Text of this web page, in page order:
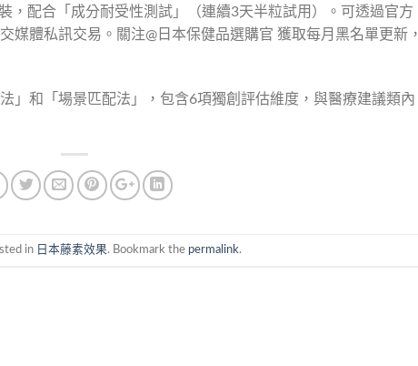
，配合「成分耐受性測試」（連續3天半粒試用）。可透過官方
媒體私訊交易。關注@日本保健品選購官 獲取每月黑名單更新，
」和「場景匹配法」，包含6項獨創評估維度，與醫療建議類內
in 日本藤素效果. Bookmark the permalink.